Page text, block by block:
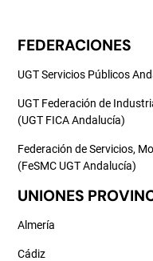
FEDERACIONES
UGT Servicios Públicos
UGT Federación de
(UGT FICA Andalucía)
Federación de Servicios,
(FeSMC UGT Andalucía)
UNIONES
Almería
Cádiz